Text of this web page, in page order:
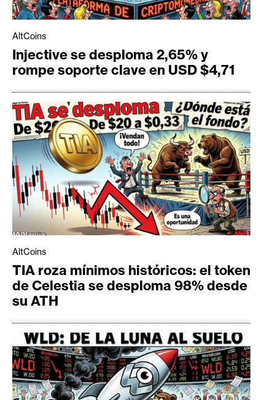
AltCoins
Injective se desploma 2,65% y
rompe soporte clave en USD $4,71
AltCoins
TIA roza mínimos históricos: el token
de Celestia se desploma 98% desde
su ATH